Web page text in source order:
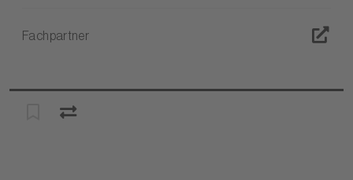
Fachpartner